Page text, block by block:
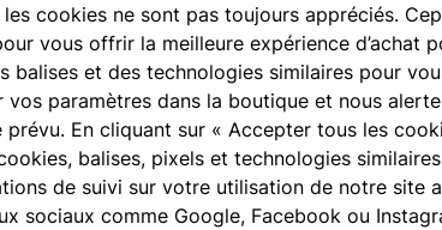
cookies ne sont pas toujours appréciés.
vous offrir la meilleure expérience d’achat
balises et des technologies similaires pour
vos paramètres dans la boutique et nous
En cliquant sur « Accepter tous les
balises, pixels et technologies
de suivi sur votre utilisation de notre site
sociaux comme Google, Facebook ou